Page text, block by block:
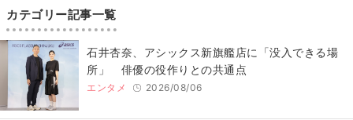
カテゴリー記事一覧
石井杏奈、アシックス新旗艦店に「没入できる場
所」 俳優の役作りとの共通点
エンタメ 2026/08/06